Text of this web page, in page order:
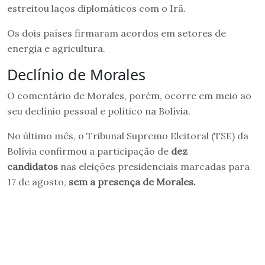
estreitou laços diplomáticos com o Irã.
Os dois países firmaram acordos em setores de
energia e agricultura.
Declínio de Morales
O comentário de Morales, porém, ocorre em meio ao
seu declínio pessoal e político na Bolívia.
No último mês, o Tribunal Supremo Eleitoral (TSE) da
Bolívia confirmou a participação de dez
candidatos nas eleições presidenciais marcadas para
17 de agosto, sem a presença de Morales.